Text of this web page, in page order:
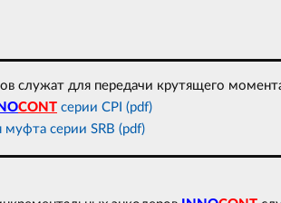
служат для передачи крутящего
CONT серии CPI (pdf)
муфта серии SRB (pdf)